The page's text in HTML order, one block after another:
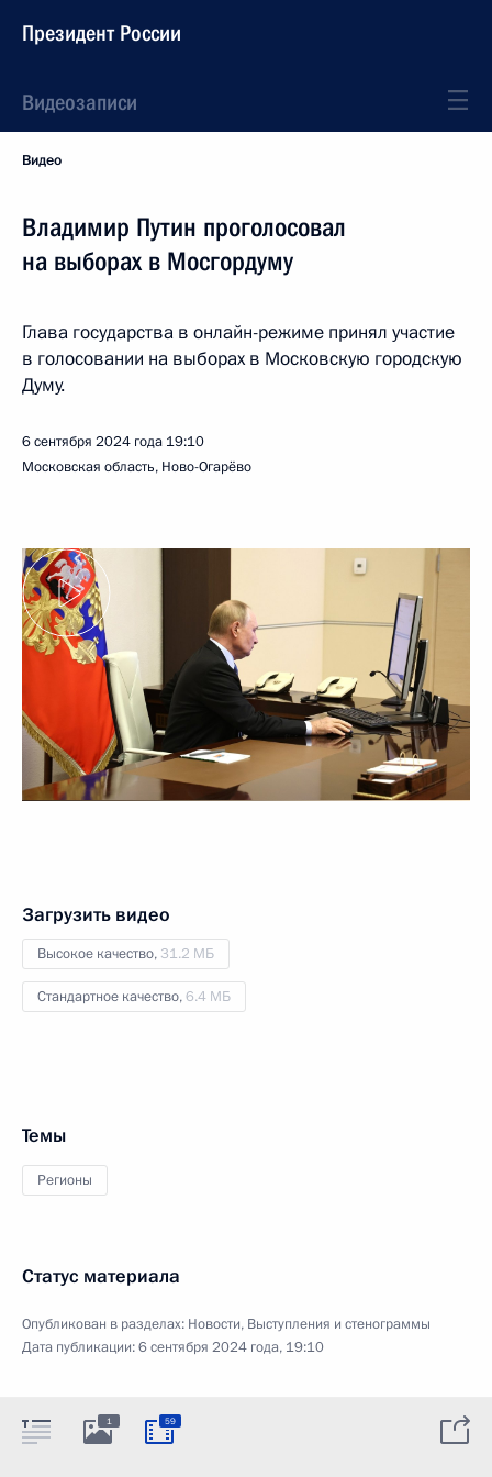
Президент России
Видеозаписи
Видео
Владимир Путин проголосовал
на выборах в Мосгордуму
Глава государства в онлайн-режиме принял участие
в голосовании на выборах в Московскую городскую
Думу.
6 сентября 2024 года 19:10
Московская область, Ново-Огарёво
Загрузить видео
Высокое качество, 31.2 МБ
Стандартное качество,6.4 МБ
Темы
Регионы
Статус материала
Опубликован в разделах: Новости, Выступления и стенограммы
Дата публикации:6 сентября 2024 года, 19:10
1 59